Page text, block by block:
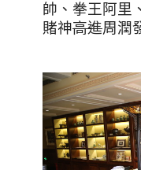
帥、拳王阿里
賭神高進周潤